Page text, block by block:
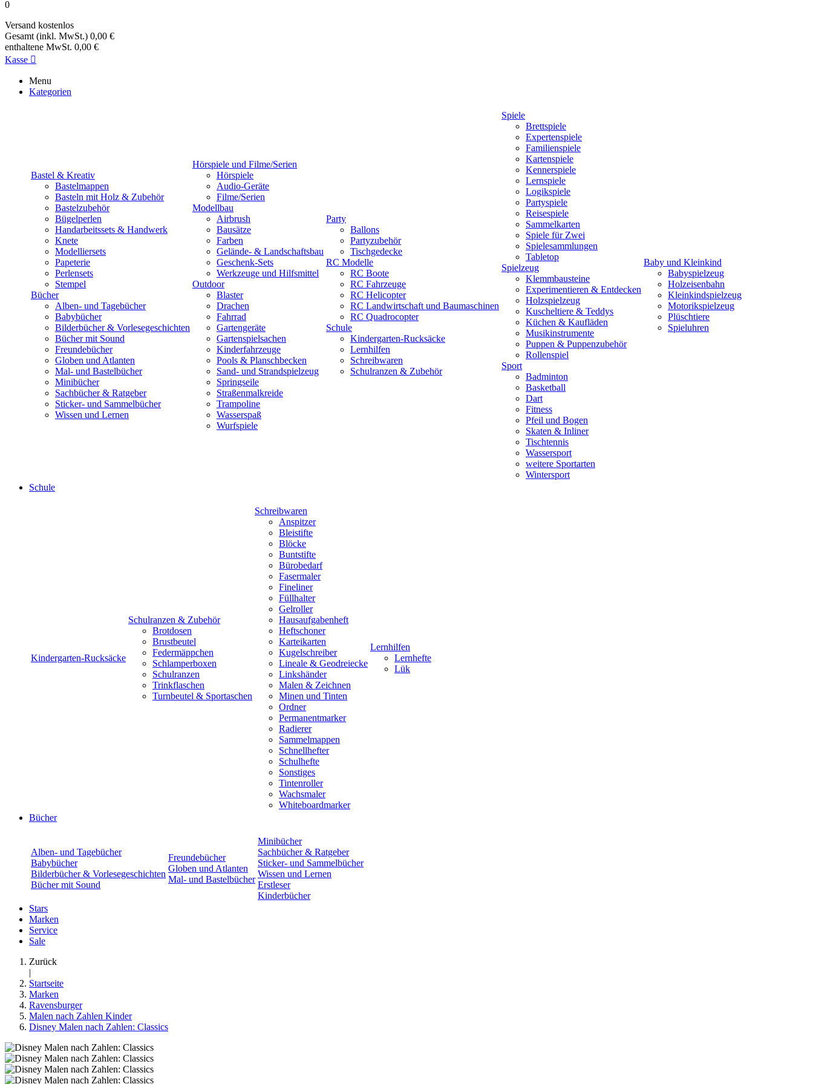
0
Versand kostenlos
Gesamt (inkl. MwSt.) 0,00 €
enthaltene MwSt. 0,00 €
Kasse 
Menu
Kategorien
Bastel & Kreativ
Bastelmappen
Basteln mit Holz & Zubehör
Bastelzubehör
Bügelperlen
Handarbeitssets & Handwerk
Knete
Modelliersets
Papeterie
Perlensets
Stempel
Bücher
Alben- und Tagebücher
Babybücher
Bilderbücher & Vorlesegeschichten
Bücher mit Sound
Freundebücher
Globen und Atlanten
Mal- und Bastelbücher
Minibücher
Sachbücher & Ratgeber
Sticker- und Sammelbücher
Wissen und Lernen
Hörspiele und Filme/Serien
Hörspiele
Audio-Geräte
Filme/Serien
Modellbau
Airbrush
Bausätze
Farben
Gelände- & Landschaftsbau
Geschenk-Sets
Werkzeuge und Hilfsmittel
Outdoor
Blaster
Drachen
Fahrrad
Gartengeräte
Gartenspielsachen
Kinderfahrzeuge
Pools & Planschbecken
Sand- und Strandspielzeug
Springseile
Straßenmalkreide
Trampoline
Wasserspaß
Wurfspiele
Party
Ballons
Partyzubehör
Tischgedecke
RC Modelle
RC Boote
RC Fahrzeuge
RC Helicopter
RC Landwirtschaft und Baumaschinen
RC Quadrocopter
Schule
Kindergarten-Rucksäcke
Lernhilfen
Schreibwaren
Schulranzen & Zubehör
Spiele
Brettspiele
Expertenspiele
Familienspiele
Kartenspiele
Kennerspiele
Lernspiele
Logikspiele
Partyspiele
Reisespiele
Sammelkarten
Spiele für Zwei
Spielesammlungen
Tabletop
Spielzeug
Klemmbausteine
Experimentieren & Entdecken
Holzspielzeug
Kuscheltiere & Teddys
Küchen & Kaufläden
Musikinstrumente
Puppen & Puppenzubehör
Rollenspiel
Sport
Badminton
Basketball
Dart
Fitness
Pfeil und Bogen
Skaten & Inliner
Tischtennis
Wassersport
weitere Sportarten
Wintersport
Baby und Kleinkind
Babyspielzeug
Holzeisenbahn
Kleinkindspielzeug
Motorikspielzeug
Plüschtiere
Spieluhren
Schule
Kindergarten-Rucksäcke
Schulranzen & Zubehör
Brotdosen
Brustbeutel
Federmäppchen
Schlamperboxen
Schulranzen
Trinkflaschen
Turnbeutel & Sportaschen
Schreibwaren
Anspitzer
Bleistifte
Blöcke
Buntstifte
Bürobedarf
Fasermaler
Fineliner
Füllhalter
Gelroller
Hausaufgabenheft
Heftschoner
Karteikarten
Kugelschreiber
Lineale & Geodreiecke
Linkshänder
Malen & Zeichnen
Minen und Tinten
Ordner
Permanentmarker
Radierer
Sammelmappen
Schnellhefter
Schulhefte
Sonstiges
Tintenroller
Wachsmaler
Whiteboardmarker
Lernhilfen
Lernhefte
Lük
Bücher
Alben- und Tagebücher
Babybücher
Bilderbücher & Vorlesegeschichten
Bücher mit Sound
Freundebücher
Globen und Atlanten
Mal- und Bastelbücher
Minibücher
Sachbücher & Ratgeber
Sticker- und Sammelbücher
Wissen und Lernen
Erstleser
Kinderbücher
Stars
Marken
Service
Sale
Zurück
|
Startseite
Marken
Ravensburger
Malen nach Zahlen Kinder
Disney Malen nach Zahlen: Classics